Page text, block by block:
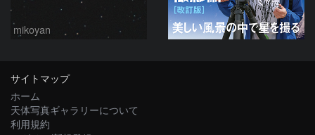
mikoyan
サイトマップ
ホーム
天体写真ギャラリーについて
利用規約